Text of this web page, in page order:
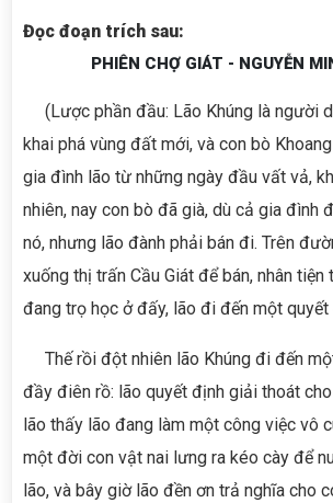
Đọc đoạn trích sau:
PHIÊN CHỢ GIÁT - NGUYỄN
(Lược phần đầu: Lão Khúng là người
khai phá vùng đất mới, và con bò
gia đình lão từ những ngày đầu vất vả,
nhiên, nay con bò đã già, dù cả gia đình
nó, nhưng lão đành phải bán đi. Trên
xuống thị trấn Cầu Giát để bán, nhân
đang trọ học ở đấy, lão đi đến một
Thế rồi đột nhiên lão Khúng đi đến
đầy điên rồ: lão quyết định giải thoát
lão thấy lão đang làm một công việc vô
một đời con vật nai lưng ra kéo cày để
lão, và bây giờ lão đền ơn trả nghĩa cho